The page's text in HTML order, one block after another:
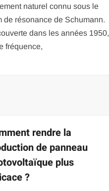
naturel connu sous le
de résonance de Schumann.
dans les années 1950,
fréquence,
rendre la
de panneau
plus
?